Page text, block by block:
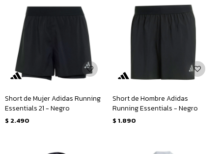
Short de Mujer Adidas Running
Essentials 21 - Negro
$ 2.490
Short de Hombre Adidas
Running Essentials - Negro
$ 1.890